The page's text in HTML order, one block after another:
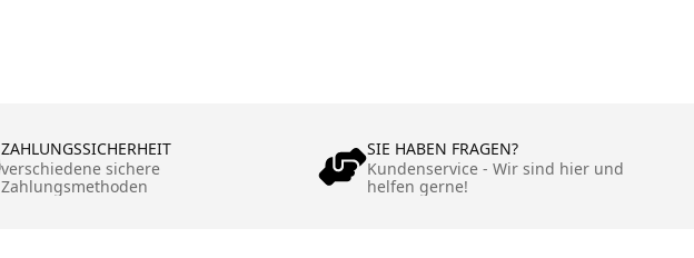
ZAHLUNGSSICHERHEIT
verschiedene sichere
Zahlungsmethoden
SIE HABEN FRAGEN?
Kundenservice - Wir sind hier und
helfen gerne!